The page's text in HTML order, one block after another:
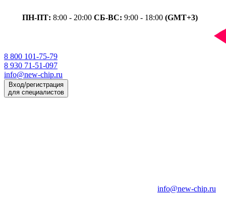
ПН-ПТ: 8:00 - 20:00 СБ-ВС: 9:00 - 18:00 (GMT+3)
8 800 101-75-79
8 930 71-51-097
info@new-chip.ru
Вход/регистрация
для специалистов
info@new-chip.ru